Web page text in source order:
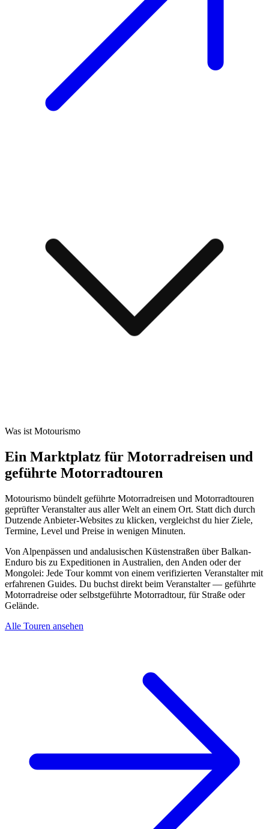
Was ist Motourismo
Ein Marktplatz für Motorradreisen und
geführte Motorradtouren
Motourismo bündelt geführte Motorradreisen und Motorradtouren
geprüfter Veranstalter aus aller Welt an einem Ort. Statt dich durch
Dutzende Anbieter-Websites zu klicken, vergleichst du hier Ziele,
Termine, Level und Preise in wenigen Minuten.
Von Alpenpässen und andalusischen Küstenstraßen über Balkan-
Enduro bis zu Expeditionen in Australien, den Anden oder der
Mongolei: Jede Tour kommt von einem verifizierten Veranstalter mit
erfahrenen Guides. Du buchst direkt beim Veranstalter — geführte
Motorradreise oder selbstgeführte Motorradtour, für Straße oder
Gelände.
Alle Touren ansehen